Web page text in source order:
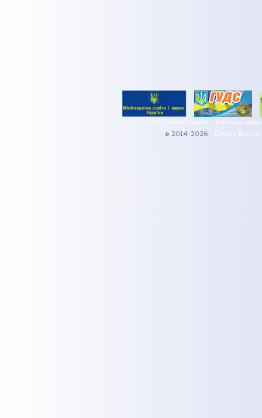
Поштова служба
Система
© 2014-2026,
Dmitry Boyko